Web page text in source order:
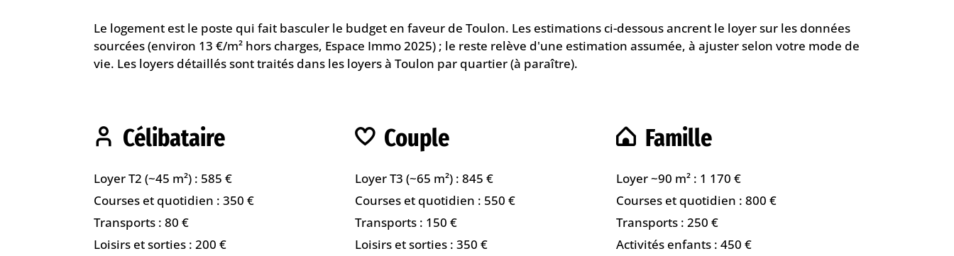
Le logement est le poste qui fait basculer le budget en faveur de Toulon. Les estimations ci-dessous ancrent le loyer sur les données
sourcées (environ 13 €/m² hors charges, Espace Immo 2025) ; le reste relève d'une estimation assumée, à ajuster selon votre mode de
vie. Les loyers détaillés sont traités dans les loyers à Toulon par quartier(à paraître).
Célibataire
Loyer T2 (~45 m²) : 585 €
Courses et quotidien : 350 €
Transports : 80 €
Loisirs et sorties : 200 €
Couple
Loyer T3 (~65 m²) : 845 €
Courses et quotidien : 550 €
Transports : 150 €
Loisirs et sorties : 350 €
Famille
Loyer ~90 m² : 1 170 €
Courses et quotidien : 800 €
Transports : 250 €
Activités enfants : 450 €